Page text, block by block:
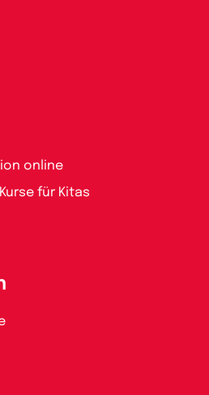
online
für Kitas